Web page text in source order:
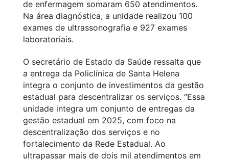
de enfermagem somaram 650 atendimentos.
Na área diagnóstica, a unidade realizou 100
exames de ultrassonografia e 927 exames
laboratoriais.
O secretário de Estado da Saúde ressalta que
a entrega da Policlínica de Santa Helena
integra o conjunto de investimentos da gestão
estadual para descentralizar os serviços. “Essa
unidade integra um conjunto de entregas da
gestão estadual em 2025, com foco na
descentralização dos serviços e no
fortalecimento da Rede Estadual. Ao
ultrapassar mais de dois mil atendimentos em